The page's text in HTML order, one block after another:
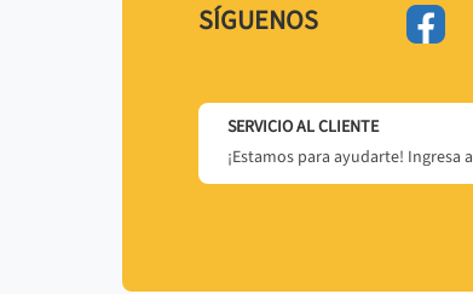
SÍGUENOS
SERVICIO AL CLIENTE
¡Estamos para ayudarte! Ingresa a